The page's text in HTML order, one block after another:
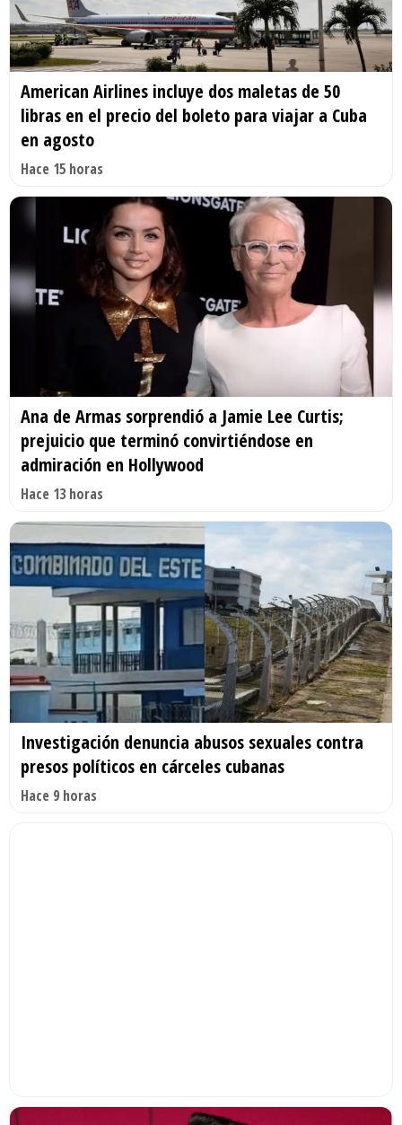
American Airlines incluye dos maletas de 50
libras en el precio del boleto para viajar a Cuba
en agosto
Hace 15 horas
Ana de Armas sorprendió a Jamie Lee Curtis;
prejuicio que terminó convirtiéndose en
admiración en Hollywood
Hace 13 horas
Investigación denuncia abusos sexuales contra
presos políticos en cárceles cubanas
Hace 9 horas